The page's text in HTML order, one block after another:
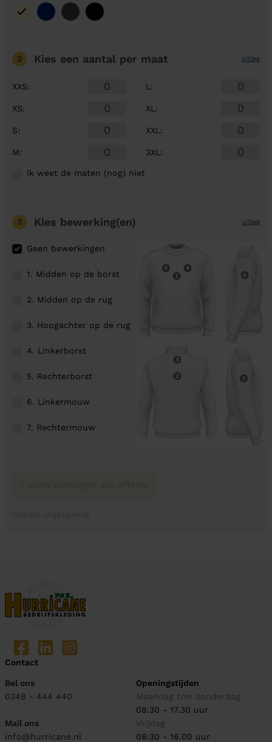
2 Kies een aantal per maat uitleg
XXS:
XS:
S:
M:
L :
XL :
XXL :
3XL :
Ik weet de maten (nog) niet
3 Kies bewerking(en) uitleg
Geen bewerkingen
1. Midden op de borst
2. Midden op de rug
3. Hoogachter op de rug
4. Linkerborst
5. Rechterborst
6. Linkermouw
7. Rechtermouw
Contact
Bel ons
0348 - 444 440
Mail ons
info@hurricane.nl
Openingstijden
Maandag t/m donderdag
08:30 - 17.30 uur
Vrijdag
08:30 - 16.00 uur